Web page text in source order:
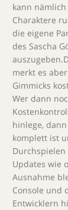
kann
Charaktere
die eigene
des Sascha
merkt es
Gimmicks
Wer dann
hinlege,
komplett ist
Updates wie
Ausnahme
Console und
Entwicklern